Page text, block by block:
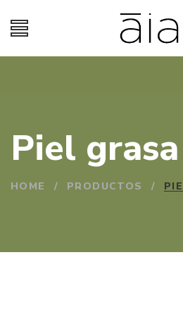
Piel grasa
HOME / PRODUCTOS /